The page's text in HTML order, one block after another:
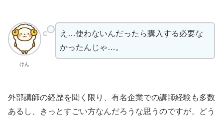
けん
え…使わないんだったら購入する必要な
かったんじゃ…。
外部講師の経歴を聞く限り、有名企業での講師経験も多数
あるし、きっとすごい方なんだろうな思うのですが、どう